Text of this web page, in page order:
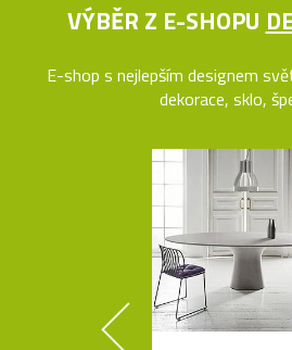
VÝBĚR Z E-SHOPU
E-shop s nejlepším designem
dekorace, sklo,